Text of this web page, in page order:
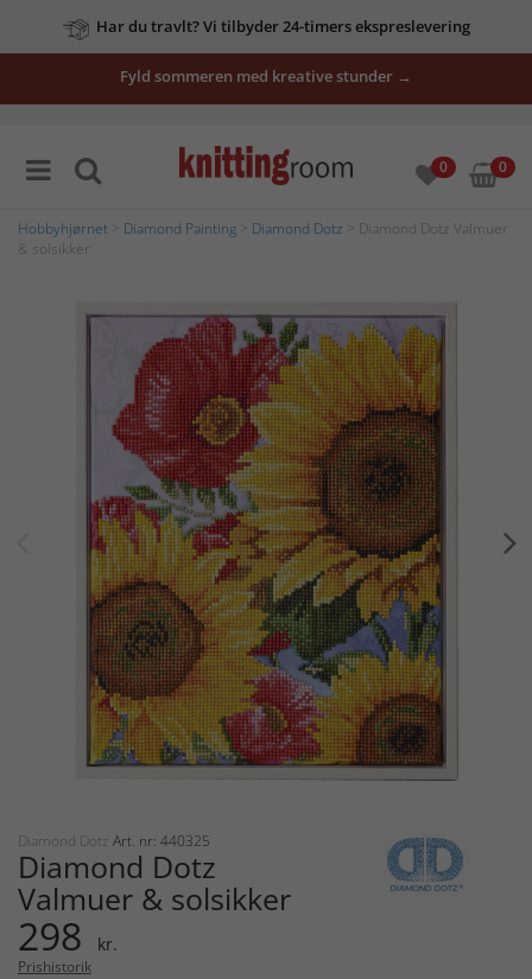
Har du travlt? Vi tilbyder 24-timers ekspreslevering
Fyld sommeren med kreative stunder →
0 0
Hobbyhjørnet Diamond Painting Diamond Dotz > Diamond Dotz Valmuer
& solsikker
Diamond Dotz Art. nr: 440325
Diamond Dotz
Valmuer & solsikker
298 kr.
Prishistorik